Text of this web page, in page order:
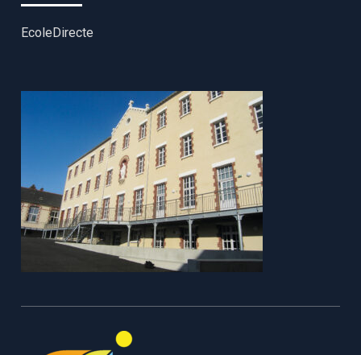
EcoleDirecte